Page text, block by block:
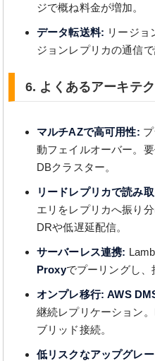
ジで概ね料金が増加。
データ転送料: リージョ
ジョンレプリカの通信で
6. よくあるアーキテ
マルチAZで高可用性:
動フェイルオーバー。
DBクラスター。
リードレプリカで読み
エリをレプリカへ振り
DRや低遅延配信。
サーバーレス連携:
Proxyでプーリングし、
オンプレ移行: AWS
継続レプリケーション
ブリッド接続。
低リスクなアップグレ